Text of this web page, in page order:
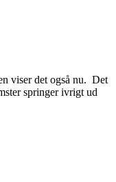
viser det også nu. Det
springer ivrigt ud